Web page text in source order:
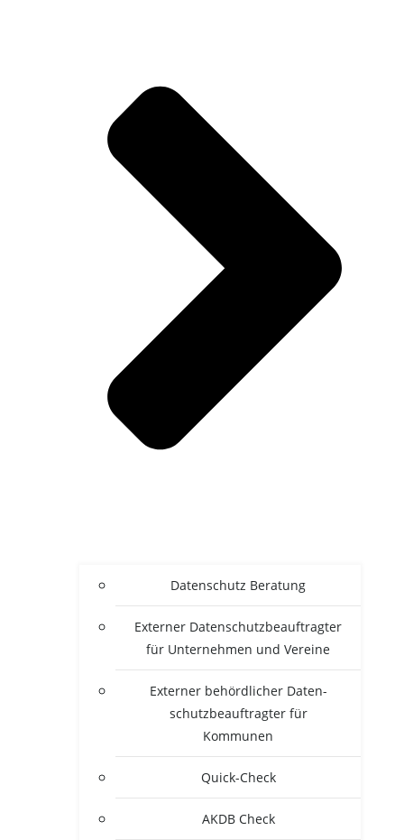
Daten­schutz Beratung
Exter­ner Daten­schutz­be­auf­trag­ter
für Unter­neh­men und Vereine
Exter­ner behörd­li­cher Daten­
schutz­be­auf­trag­ter für
Kommunen
Quick-Check
AKDB Check